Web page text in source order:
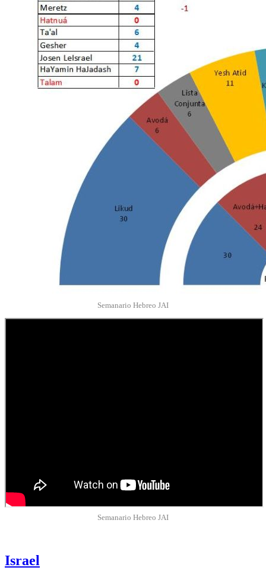
Semanario Hebreo JAI
Semanario Hebreo JAI
Israel